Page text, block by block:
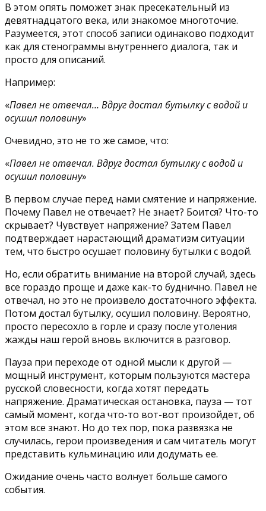
В этом опять поможет знак пресекательный из
девятнадцатого века, или знакомое многоточие.
Разумеется, этот способ записи одинаково подходит
как для стенограммы внутреннего диалога, так и
просто для описаний.
Например:
«Павел не отвечал… Вдруг достал бутылку с водой и
осушил половину»
Очевидно, это не то же самое, что:
«Павел не отвечал. Вдруг достал бутылку с водой и
осушил половину»
В первом случае перед нами смятение и напряжение.
Почему Павел не отвечает? Не знает? Боится? Что-то
скрывает? Чувствует напряжение? Затем Павел
подтверждает нарастающий драматизм ситуации
тем, что быстро осушает половину бутылки с водой.
Но, если обратить внимание на второй случай, здесь
все гораздо проще и даже как-то буднично. Павел не
отвечал, но это не произвело достаточного эффекта.
Потом достал бутылку, осушил половину. Вероятно,
просто пересохло в горле и сразу после утоления
жажды наш герой вновь включится в разговор.
Пауза при переходе от одной мысли к другой —
мощный инструмент, которым пользуются мастера
русской словесности, когда хотят передать
напряжение. Драматическая остановка, пауза — тот
самый момент, когда что-то вот-вот произойдет, об
этом все знают. Но до тех пор, пока развязка не
случилась, герои произведения и сам читатель могут
представить кульминацию или додумать ее.
Ожидание очень часто волнует больше самого
события.